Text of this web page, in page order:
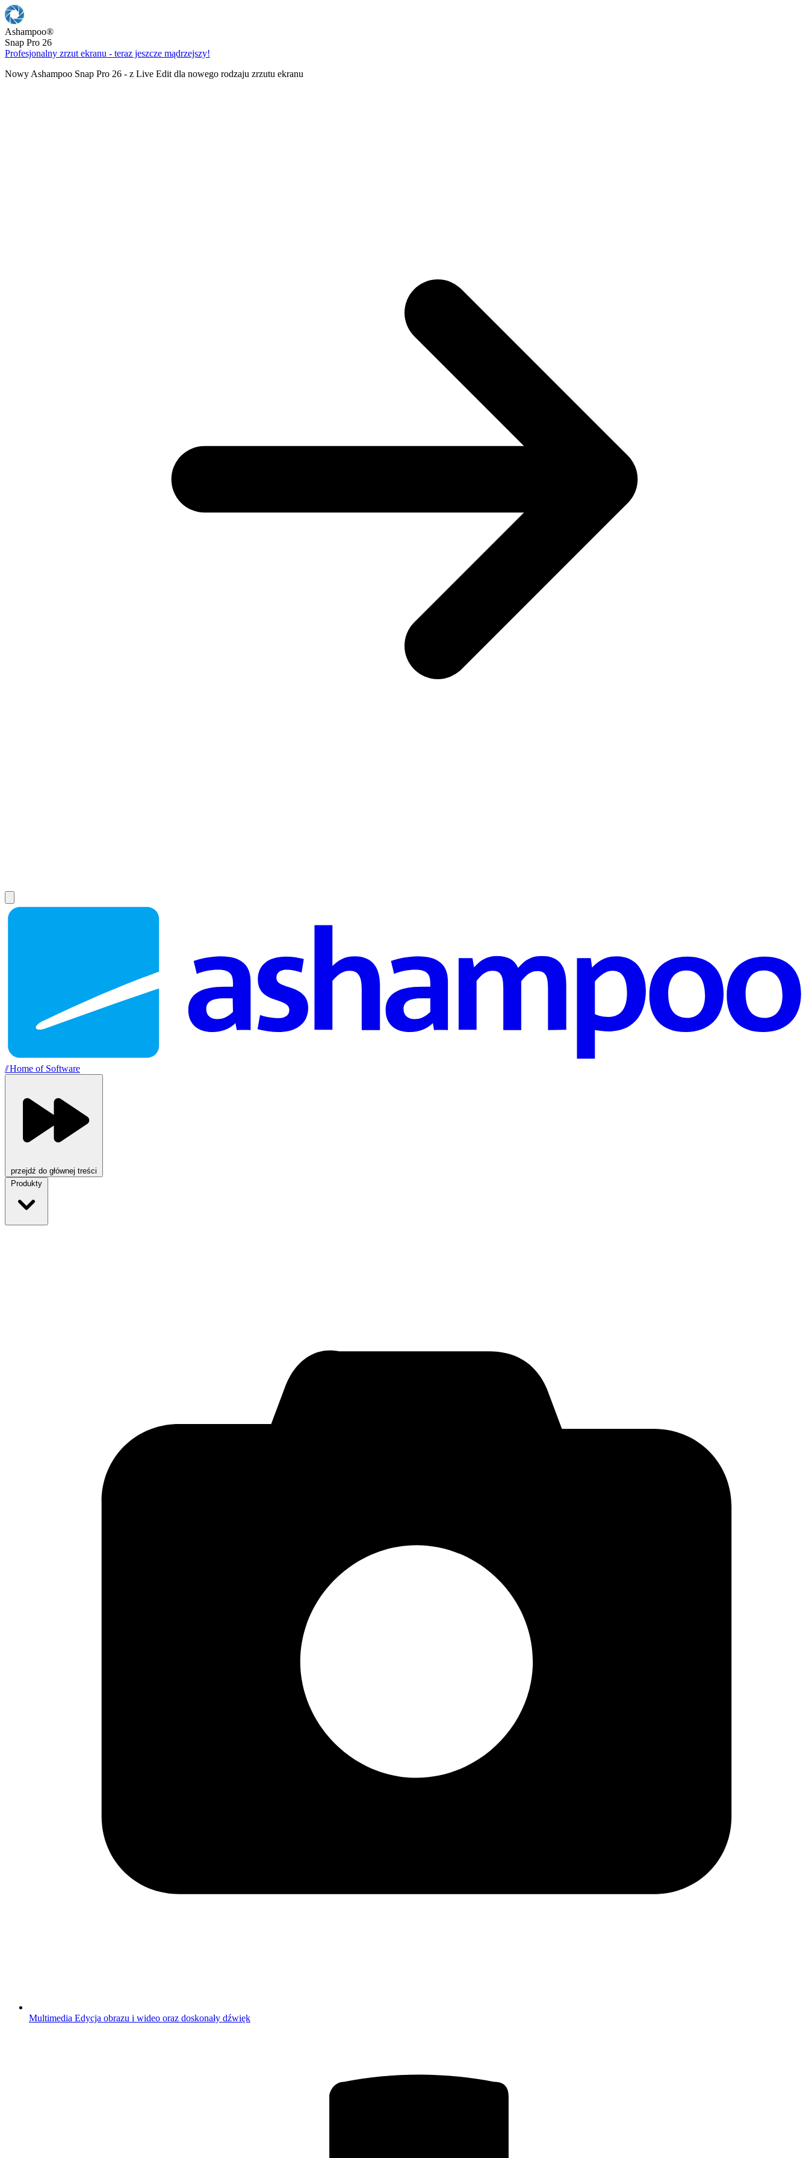
Ashampoo®
Snap Pro 26
Profesjonalny zrzut ekranu - teraz jeszcze mądrzejszy!
Nowy Ashampoo Snap Pro 26 - z Live Edit dla nowego rodzaju zrzutu ekranu
//Home of Software
przejdź do głównej treści
Produkty
Multimedia Edycja obrazu i wideo oraz doskonały dźwięk